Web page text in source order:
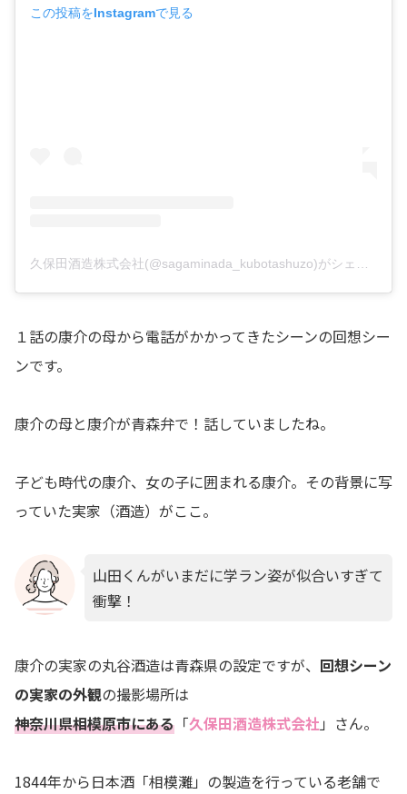
この投稿をInstagramで見る
久保田酒造株式会社(@sagaminada_kubotashuzo)がシェアした投稿
１話の康介の母から電話がかかってきたシーンの回想シー
ンです。
康介の母と康介が青森弁で！話していましたね。
子ども時代の康介、女の子に囲まれる康介。その背景に写
っていた実家（酒造）がここ。
山田くんがいまだに学ラン姿が似合いすぎて
衝撃！
康介の実家の丸谷酒造は青森県の設定ですが、 回想シーン
の実家の外観の撮影場所は
神奈川県相模原市にある 「久保田酒造株式会社」さん。
1844年から日本酒「相模灘」の製造を行っている老舗で